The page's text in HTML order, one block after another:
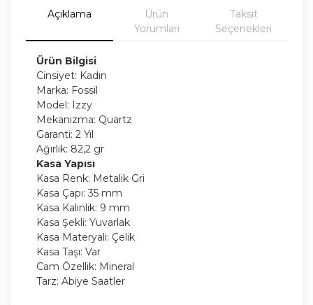
Açıklama
Ürün
Yorumları
Taksit
Seçenekleri
Ürün Bilgisi
Cinsiyet: Kadın
Marka: Fossil
Model: Izzy
Mekanizma: Quartz
Garanti: 2 Yıl
Ağırlık: 82,2 gr
Kasa Yapısı
Kasa Renk: Metalik Gri
Kasa Çapı: 35 mm
Kasa Kalinlik: 9 mm
Kasa Şekli: Yuvarlak
Kasa Materyali: Çelik
Kasa Taşı: Var
Cam Özellik: Mineral
Tarz: Abiye Saatler